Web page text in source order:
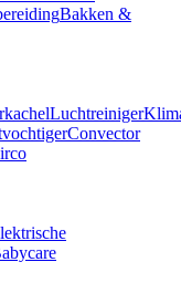
Bakken &
Luchtreiniger
Convector